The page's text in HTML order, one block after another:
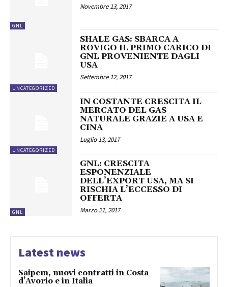
GNL
Novembre 13, 2017
UNCATEGORIZED
SHALE GAS: SBARCA A
ROVIGO IL PRIMO CARICO DI
GNL PROVENIENTE DAGLI
USA
Settembre 12, 2017
UNCATEGORIZED
IN COSTANTE CRESCITA IL
MERCATO DEL GAS
NATURALE GRAZIE A USA E
CINA
Luglio 13, 2017
GNL
GNL: CRESCITA
ESPONENZIALE
DELL’EXPORT USA, MA SI
RISCHIA L’ECCESSO DI
OFFERTA
Marzo 21, 2017
Latest news
Saipem, nuovi contratti in Costa
d’Avorio e in Italia